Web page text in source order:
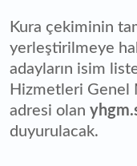
Kura çekiminin
yerleştirilmeye
adayların isim
Hizmetleri Genel
adresi olan
duyurulacak.